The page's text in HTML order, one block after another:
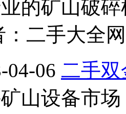
的矿山破
：二手大全
04-06 二手双
山设备市